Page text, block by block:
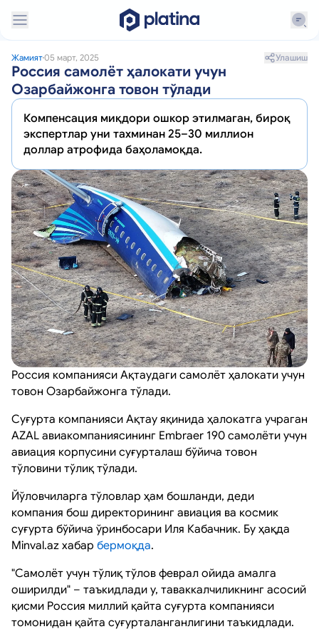
Жамият05 март, 2025 Улашиш
Россия самолёт ҳалокати учун
Озарбайжонга товон тўлади
Компенсация миқдори ошкор этилмаган, бироқ
экспертлар уни тахминан 25–30 миллион
доллар атрофида баҳоламоқда.
Россия компанияси Ақтаудаги самолёт ҳалокати учун
товон Озарбайжонга тўлади.
Суғурта компанияси Ақтау яқинида ҳалокатга учраган
AZAL авиакомпаниясининг Embraer 190 самолёти учун
авиация корпусини суғурталаш бўйича товон
тўловини тўлиқ тўлади.
Йўловчиларга тўловлар ҳам бошланди, деди
компания бош директорининг авиация ва космик
суғурта бўйича ўринбосари Иля Кабачник. Бу ҳақда
Minval.az хабар бермоқда.
"Самолёт учун тўлиқ тўлов феврал ойида амалга
оширилди" – таъкидлади у, таваккалчиликнинг асосий
қисми Россия миллий қайта суғурта компанияси
томонидан қайта суғурталанганлигини таъкидлади.